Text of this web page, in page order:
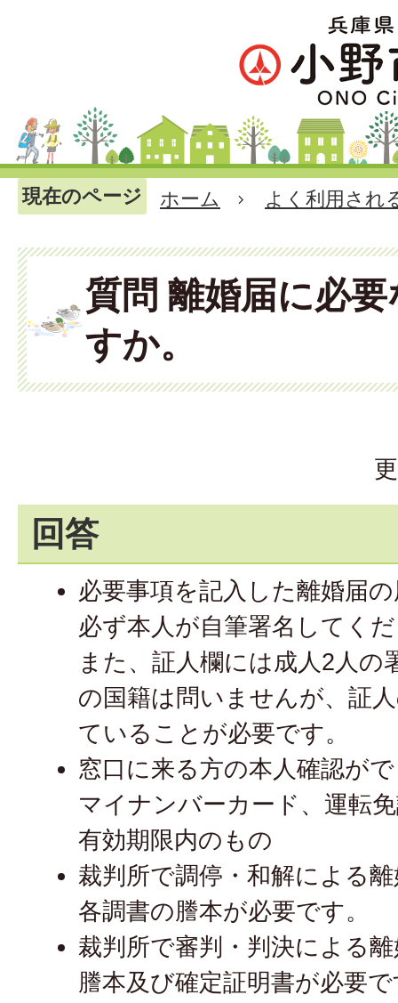
現在のページ ホーム よく利用され
質問 離婚届に必
すか。
回答
必要事項を記入した離婚届
必ず本人が自筆署名してく
また、証人欄には成人2人の
の国籍は問いませんが、証
ていることが必要です。
窓口に来る方の本人確認が
マイナンバーカード、運転
有効期限内のもの
裁判所で調停・和解による
各調書の謄本が必要です。
裁判所で審判・判決による
謄本及び確定証明書が必要